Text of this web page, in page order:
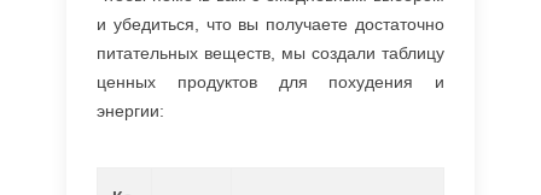
и убедиться, что вы получаете достаточно
питательных веществ, мы создали таблицу
ценных продуктов для похудения и
энергии: